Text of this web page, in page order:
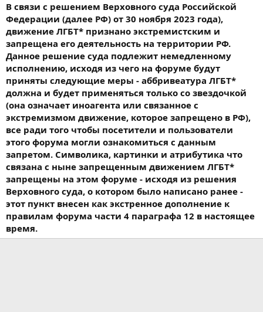
В связи с решением Верховного суда Российской
Федерации (далее РФ) от 30 ноября 2023 года),
движение ЛГБТ* признано экстремистским и
запрещена его деятельность на территории РФ.
Данное решение суда подлежит немедленному
исполнению, исходя из чего на форуме будут
приняты следующие меры - аббривеатура ЛГБТ*
должна и будет применяться только со звездочкой
(она означает иноагента или связанное с
экстремизмом движение, которое запрещено в РФ),
все ради того чтобы посетители и пользователи
этого форума могли ознакомиться с данным
запретом. Символика, картинки и атрибутика что
связана с ныне запрещенным движением ЛГБТ*
запрещены на этом форуме - исходя из решения
Верховного суда, о котором было написано ранее -
этот пункт внесен как экстренное дополнение к
правилам форума части 4 параграфа 12 в настоящее
время.